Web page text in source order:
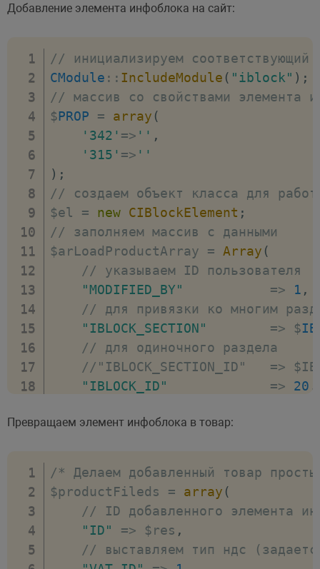
Добавление элемента инфоблока на сайт:
// инициализируем соответствующий
CModule : : IncludeModule ( "iblock" ) ;
// массив со свойствами элемента
$PROP = array (
'342' => '' ,
'315' => ''
) ;
// создаем объект класса для
$el = new CIBlockElement ;
// заполняем массив с данными
$arLoadProductArray = Array (
// указываем ID пользователя
"MODIFIED_BY"
=> 1 ,
"IBLOCK_SECTION" => $
// для одиночного
//"IBLOCK_SECTION_ID"   =>
"IBLOCK_ID"
=> 20 ,
"PROPERTY_VALUES"
"CODE"
=> $
//"PREVIEW_TEXT"        =>
//"DETAIL_TEXT"         =>
//"DETAIL_PICTURE"      =>
Превращаем элемент инфоблока в товар:
/* Делаем добавленный товар
$productFileds = array (
// ID добавленного элемента
"ID"
=> $res ,
// выставляем тип ндс